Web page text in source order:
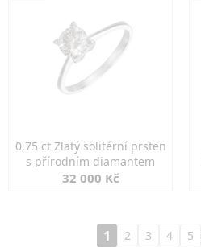
0,75 ct Zlatý solitérní prsten
s přírodním diamantem
32 000 Kč
1 2 3 4 5